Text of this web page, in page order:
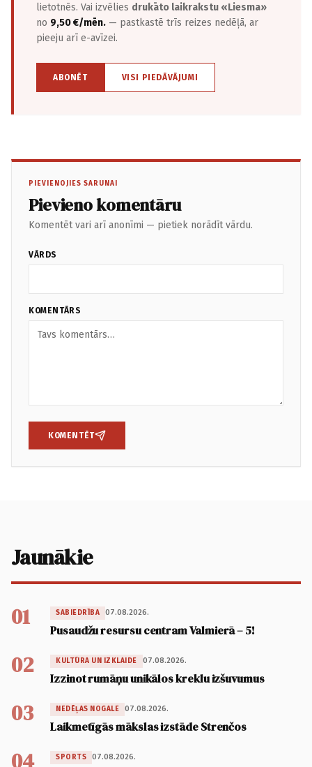
lietotnēs. Vai izvēlies drukāto laikrakstu «Liesma»
no 9,50 €/mēn. — pastkastē trīs reizes nedēļā, ar
pieeju arī e-avīzei.
ABONĒT VISI PIEDĀVĀJUMI
PIEVIENOJIES SARUNAI
Pievieno komentāru
Komentēt vari arī anonīmi — pietiek norādīt vārdu.
VĀRDS
KOMENTĀRS
KOMENTĒT
Jaunākie
01 SABIEDRĪBA 07.08.2026.
Pusaudžu resursu centram Valmierā – 5!
02 KULTŪRA UN IZKLAIDE 07.08.2026.
Izzinot rumāņu unikālos kreklu izšuvumus
03 NEDĒĻAS NOGALE 07.08.2026.
Laikmetīgās mākslas izstāde Strenčos
04 SPORTS 07.08.2026.